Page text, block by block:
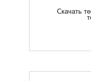
Скачать